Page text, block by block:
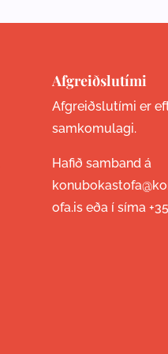
Afgreiðslutími
Afgreiðslutími er
samkomulagi.
Hafið samband á
ofa.is eða í síma